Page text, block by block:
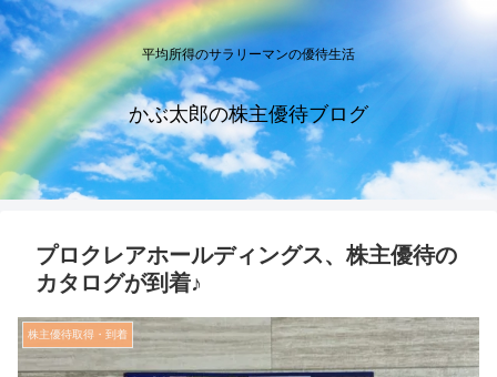
平均所得のサラリーマンの優待生活
かぶ太郎の株主優待ブログ
プロクレアホールディングス、株主優待の
カタログが到着♪
株主優待取得・到着